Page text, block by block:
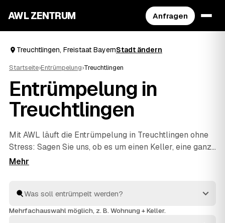
AWL ZENTRUM Anfragen
Treuchtlingen, Freistaat BayernStadt ändern
Startseite›Entrümpelung›Treuchtlingen
Entrümpelung in
Treuchtlingen
Mit AWL läuft die Entrümpelung in Treuchtlingen ohne
Stress: Sagen Sie uns, ob es um einen Keller, eine ganze
Wohnung, ein Haus oder eine Messie-Wohnung geht,
Nähe – von Treuchtlingen bisPappenheim
Weißenburg. So sparen Sie sich das einzelne Anfragen
Mehrfachauswahl möglich, z. B. Wohnung + Keller.